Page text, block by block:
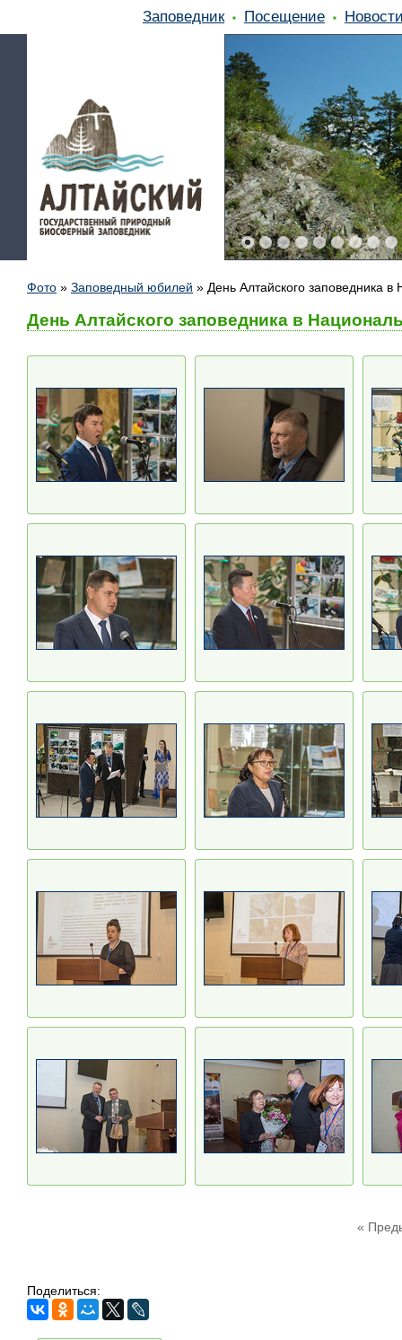
Заповедник Посещение
Фото » Заповедный юбилей » День Алтайского заповедника
День Алтайского заповедника в
«
Поделиться: